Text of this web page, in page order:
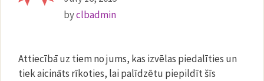
byclbadmin
Attiecībā uz tiem no jums, kas izvēlas piedalīties un
tiek aicināts rīkoties, lai palīdzētu piepildīt šīs